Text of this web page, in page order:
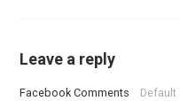
Leave a reply
Facebook Comments Default